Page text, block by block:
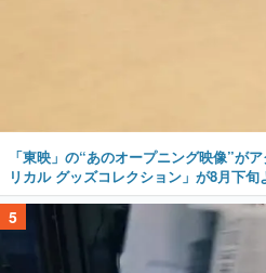
「東映」の“あのオープニング映像”が
リカル グッズコレクション」が8月下旬
5